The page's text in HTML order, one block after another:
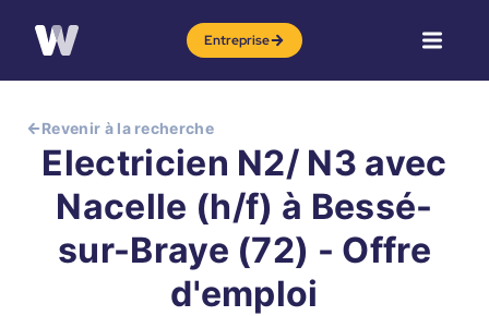
Entreprise
Revenir à la recherche
Electricien N2/ N3 avec
Nacelle (h/f) à Bessé-
sur-Braye (72) - Offre
d'emploi